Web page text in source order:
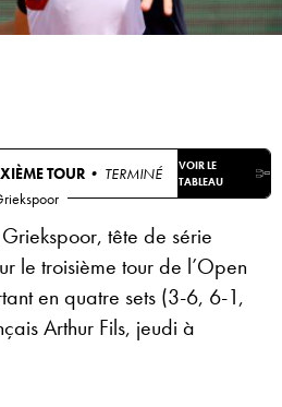
TOUR • TERMINÉ
VOIR LE
TABLEAU
tête de série
le troisième tour de l’Open
en quatre sets (3-6, 6-1,
Arthur Fils, jeudi à